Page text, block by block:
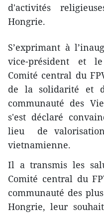
d'activités
Hongrie.
S’exprimant à
vice-président et
Comité central du
de la solidarité et
communauté des
s'est déclaré
lieu de
vietnamienne.
Il a transmis les
Comité central du
communauté des
Hongrie, leur